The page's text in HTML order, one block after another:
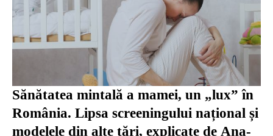
Sănătatea mintală a mamei, un „lux” în
România. Lipsa screeningului național și
modelele din alte țări, explicate de Ana-